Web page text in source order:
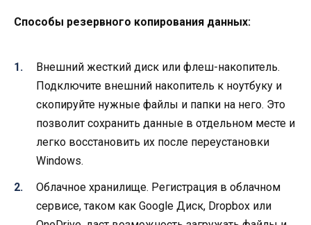
Способы резервного копирования данных:
Внешний жесткий диск или флеш-накопитель.
Подключите внешний накопитель к ноутбуку и
скопируйте нужные файлы и папки на него. Это
позволит сохранить данные в отдельном месте и
легко восстановить их после переустановки
Windows.
Облачное хранилище. Регистрация в облачном
сервисе, таком как Google Диск, Dropbox или